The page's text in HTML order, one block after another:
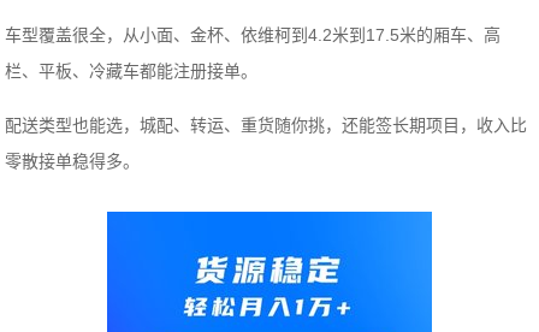
车型覆盖很全，从小面、金杯、依维柯到4.2米到17.5米的厢车、高
栏、平板、冷藏车都能注册接单。
配送类型也能选，城配、转运、重货随你挑，还能签长期项目，收入比
零散接单稳得多。